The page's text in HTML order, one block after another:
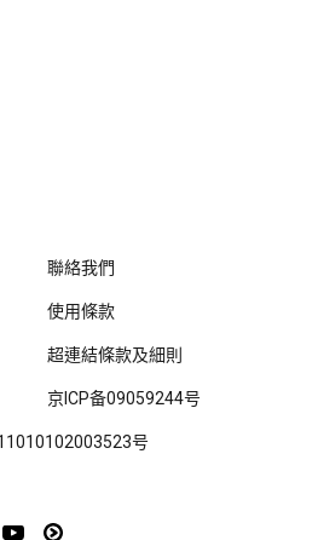
聯絡我們
使用條款
超連結條款及細則
京ICP备09059244号
号